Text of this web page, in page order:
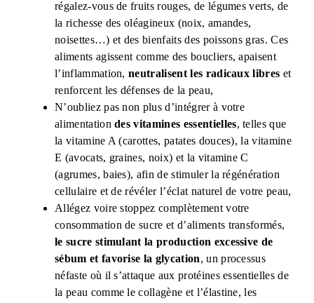
régalez-vous de fruits rouges, de légumes verts, de
la richesse des oléagineux (noix, amandes,
noisettes…) et des bienfaits des poissons gras. Ces
aliments agissent comme des boucliers, apaisent
l’inflammation,neutralisent les radicaux libres et
renforcent les défenses de la peau,
N’oubliez pas non plus d’intégrer à votre
alimentationdes vitamines essentielles, telles que
la vitamine A (carottes, patates douces), la vitamine
E (avocats, graines, noix) et la vitamine C
(agrumes, baies), afin de stimuler la régénération
cellulaire et de révéler l’éclat naturel de votre peau,
Allégez voire stoppez complètement votre
consommation de sucre et d’aliments transformés,
le sucre stimulant la production excessive de
sébum et favorise la glycation, un processus
néfaste où il s’attaque aux protéines essentielles de
la peau comme le collagène et l’élastine, les